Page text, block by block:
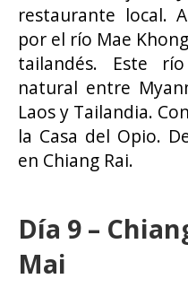
restaurante local.
por el río Mae
tailandés. Este
natural entre
Laos y Tailandia.
la Casa del Opio.
en Chiang Rai.
Día 9 –
Mai